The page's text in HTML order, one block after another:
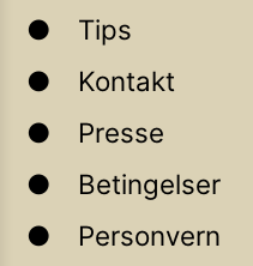
Tips
Kontakt
Presse
Betingelser
Personvern